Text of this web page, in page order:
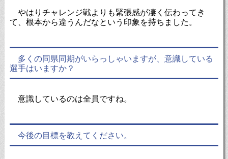
やはりチャレンジ戦よりも緊張感が凄く伝わってき
て、根本から違うんだなという印象を持ちました。
多くの同県同期がいらっしゃいますが、意識している
選手はいますか？
意識しているのは全員ですね。
今後の目標を教えてください。